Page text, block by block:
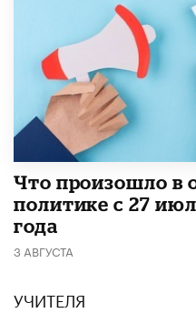
​Что произошло в
политике с 27
года
3 АВГУСТА
УЧИТЕЛЯ